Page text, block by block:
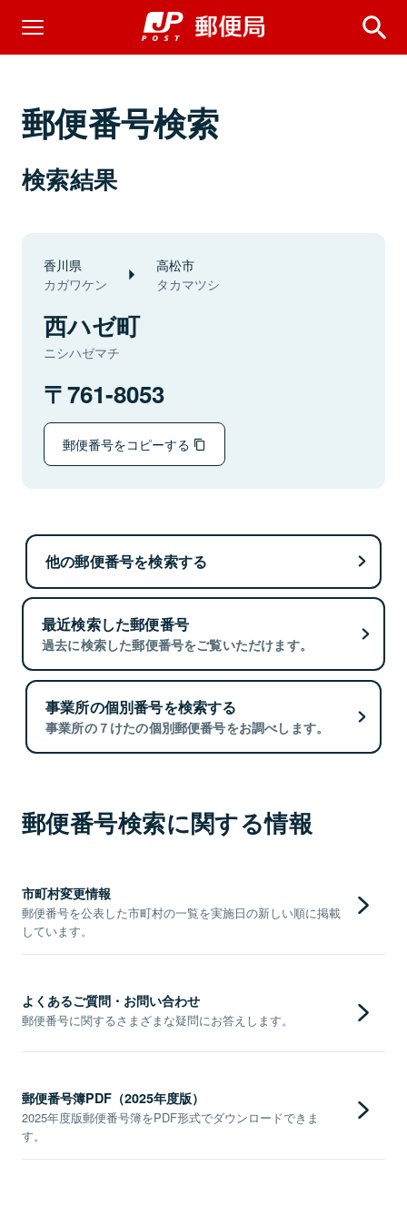
郵便番号検索
検索結果
香川県
カガワケン
高松市
タカマツシ
西ハゼ町
ニシハゼマチ
761-8053
郵便番号をコピーする
他の郵便番号を検索する
最近検索した郵便番号
過去に検索した郵便番号をご覧いただけます。
事業所の個別番号を検索する
事業所の７けたの個別郵便番号をお調べします。
郵便番号検索に関する情報
市町村変更情報
郵便番号を公表した市町村の一覧を実施日の新しい順に掲載
しています。
よくあるご質問・お問い合わせ
郵便番号に関するさまざまな疑問にお答えします。
郵便番号簿PDF（2025年度版）
2025年度版郵便番号簿をPDF形式でダウンロードできま
す。